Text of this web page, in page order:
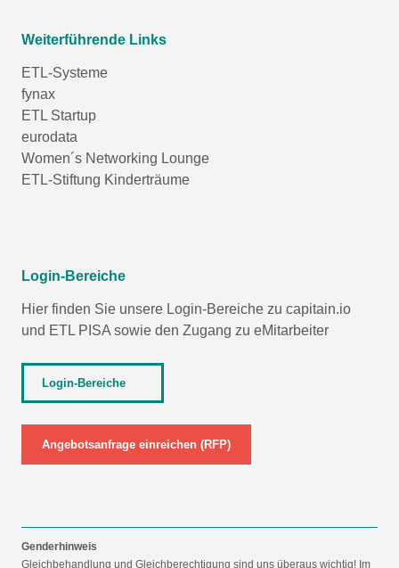
Weiterführende Links
ETL-Systeme
fynax
ETL Startup
eurodata
Women´s Networking Lounge
ETL-Stiftung Kinderträume
Login-Bereiche
Hier finden Sie unsere Login-Bereiche zu capitain.io
und ETL PISA sowie den Zugang zu eMitarbeiter
Login-Bereiche
Angebotsanfrage einreichen (RFP)
Genderhinweis
Gleichbehandlung und Gleichberechtigung sind uns überaus wichtig! Im